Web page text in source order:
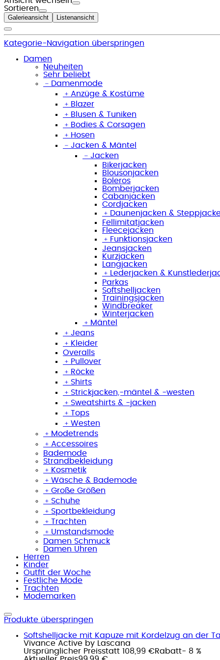
Sortieren
Galerieansicht Listenansicht
Kategorie-Navigation überspringen
Damen
Neuheiten
Sehr beliebt
﹣ Damenmode
﹢ Anzüge & Kostüme
﹢ Blazer
﹢ Blusen & Tuniken
﹢ Bodies & Corsagen
﹢ Hosen
﹣ Jacken & Mäntel
﹣ Jacken
Bikerjacken
Blousonjacken
Boleros
Bomberjacken
Cabanjacken
Cordjacken
﹢ Daunenjacken &
Fellimitatjacken
Fleecejacken
﹢ Funktionsjacken
Jeansjacken
Kurzjacken
Langjacken
﹢
Lederjacken &
Parkas
Softshelljacken
Trainingsjacken
Windbreaker
Winterjacken
﹢ Mäntel
﹢ Jeans
﹢ Kleider
Overalls
﹢ Pullover
﹢ Röcke
﹢ Shirts
﹢ Strickjacken,-mäntel & -westen
﹢ Sweatshirts & -jacken
﹢ Tops
﹢ Westen
﹢ Modetrends
﹢ Accessoires
Bademode
Strandbekleidung
﹢ Kosmetik
﹢ Wäsche & Bademode
﹢ Große Größen
﹢ Schuhe
﹢ Sportbekleidung
﹢ Trachten
﹢ Umstandsmode
Damen Schmuck
Damen Uhren
Herren
Kinder
Outfit der Woche
Festliche Mode
Trachten
Modemarken
Produkte überspringen
Softshelljacke mit Kapuze mit Kordelzug an der
Vivance Active by Lascana
Ursprünglicher Preisstatt 108,99 €Rabatt- 8 %